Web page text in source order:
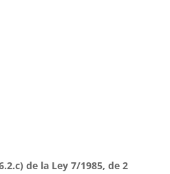
de la Ley 7/1985, de 2